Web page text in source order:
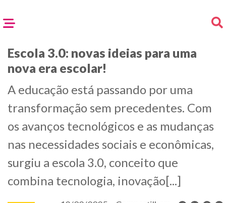
Escola 3.0: novas ideias para uma
nova era escolar!
A educação está passando por uma
transformação sem precedentes. Com
os avanços tecnológicos e as mudanças
nas necessidades sociais e econômicas,
surgiu a escola 3.0, conceito que
combina tecnologia, inovação[...]